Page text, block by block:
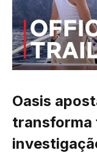
Oasis
transforma